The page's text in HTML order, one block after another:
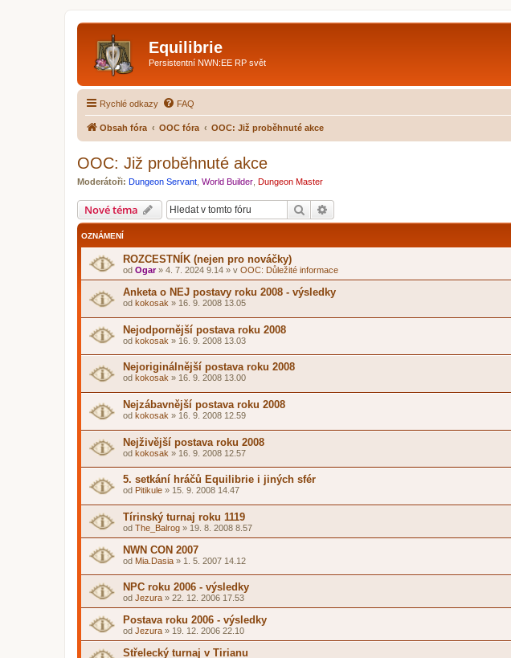
Equilibrie
Persistentní NWN:EE RP svět
Rychlé odkazy FAQ
Obsah fóra OOC fóra OOC: Již proběhnuté akce
OOC: Již proběhnuté akce
Moderátoři: Dungeon Servant World Builder Dungeon Master
Nové téma Hledat
OZNÁMENÍ
ROZCESTNÍK (nejen pro nováčky)
od Ogar» 4. 7. 2024 9.14 » v OOC: Důležité informace
Anketa o NEJ postavy roku 2008 - výsledky
od kokosak » 16. 9. 2008 13.05
Nejodpornější postava roku 2008
od kokosak » 16. 9. 2008 13.03
Nejoriginálnější postava roku 2008
od kokosak » 16. 9. 2008 13.00
Nejzábavnější postava roku 2008
od kokosak » 16. 9. 2008 12.59
Nejživější postava roku 2008
od kokosak » 16. 9. 2008 12.57
5. setkání hráčů Equilibrie i jiných sfér
od Pitikule » 15. 9. 2008 14.47
Tírinský turnaj roku 1119
od The_Balrog » 19. 8. 2008 8.57
NWN CON 2007
od Mia.Dasia » 1. 5. 2007 14.12
NPC roku 2006 - výsledky
od Jezura » 22. 12. 2006 17.53
Postava roku 2006 - výsledky
od Jezura » 19. 12. 2006 22.10
Střelecký turnaj v Tirianu